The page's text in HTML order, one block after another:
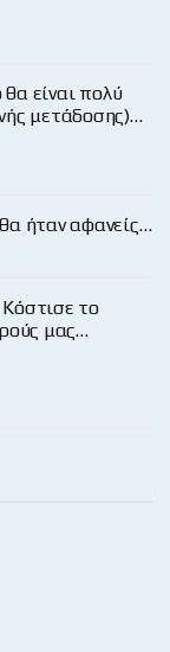
είναι πολύ
μετάδοσης)…
ήταν αφανείς…
το
μας…